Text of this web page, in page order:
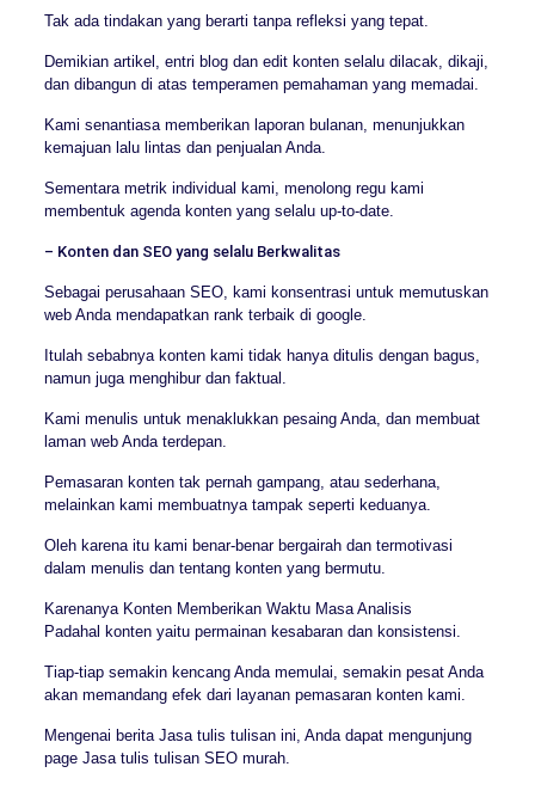
Tak ada tindakan yang berarti tanpa refleksi yang tepat.
Demikian artikel, entri blog dan edit konten selalu dilacak, dikaji,
dan dibangun di atas temperamen pemahaman yang memadai.
Kami senantiasa memberikan laporan bulanan, menunjukkan
kemajuan lalu lintas dan penjualan Anda.
Sementara metrik individual kami, menolong regu kami
membentuk agenda konten yang selalu up-to-date.
– Konten dan SEO yang selalu Berkwalitas
Sebagai perusahaan SEO, kami konsentrasi untuk memutuskan
web Anda mendapatkan rank terbaik di google.
Itulah sebabnya konten kami tidak hanya ditulis dengan bagus,
namun juga menghibur dan faktual.
Kami menulis untuk menaklukkan pesaing Anda, dan membuat
laman web Anda terdepan.
Pemasaran konten tak pernah gampang, atau sederhana,
melainkan kami membuatnya tampak seperti keduanya.
Oleh karena itu kami benar-benar bergairah dan termotivasi
dalam menulis dan tentang konten yang bermutu.
Karenanya Konten Memberikan Waktu Masa Analisis
Padahal konten yaitu permainan kesabaran dan konsistensi.
Tiap-tiap semakin kencang Anda memulai, semakin pesat Anda
akan memandang efek dari layanan pemasaran konten kami.
Mengenai berita Jasa tulis tulisan ini, Anda dapat mengunjung
page Jasa tulis tulisan SEO murah.